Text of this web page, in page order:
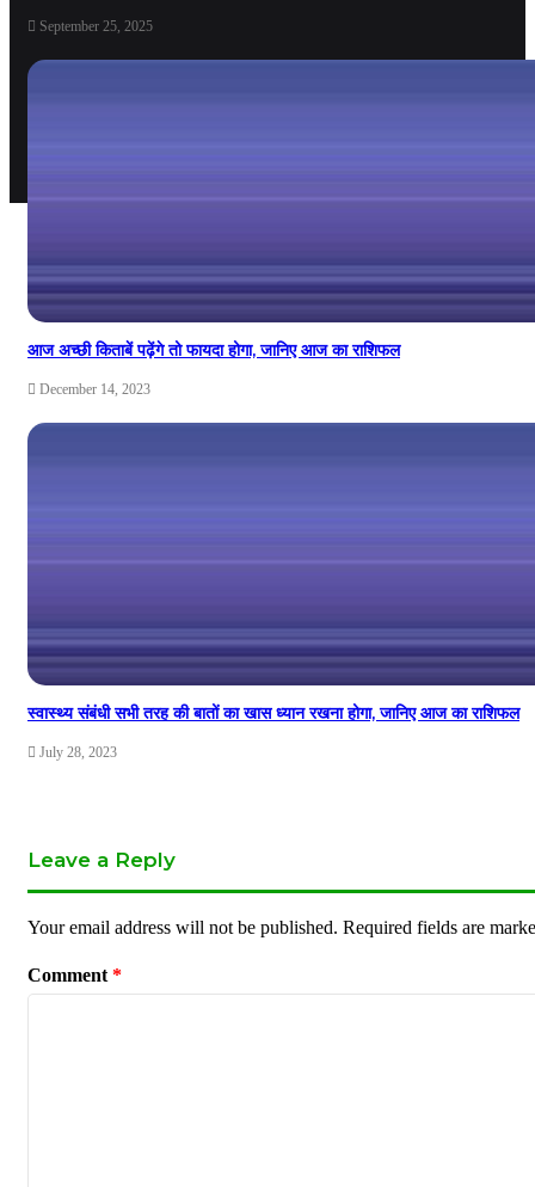
September 25, 2025
आज अच्छी किताबें पढ़ेंगे तो फायदा होगा, जानिए आज का राशिफल
December 14, 2023
स्वास्थ्य संबंधी सभी तरह की बातों का खास ध्यान रखना होगा, जानिए आज का राशिफल
July 28, 2023
Leave a Reply
Your email address will not be published. Required fields are
Comment *